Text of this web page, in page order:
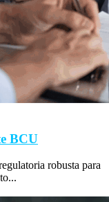
BCU
robusta para